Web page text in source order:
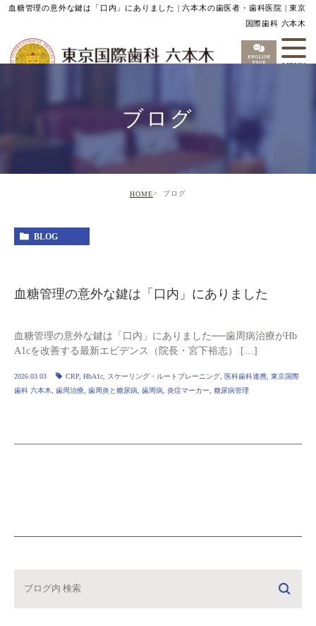
血糖管理の意外な鍵は「口内」にありました | 六本木の歯医者・歯科医院 | 東京
国際歯科 六本木
ブログ
HOME ブログ
BLOG
血糖管理の意外な鍵は「口内」にありました
血糖管理の意外な鍵は「口内」にありました──歯周病治療がHb
A1cを改善する最新エビデンス（院長・宮下裕志） […]
2026.03.03 CRP HbA1c スケーリング・ルートプレーニング 医科歯科連携 東京国際
歯科 六本木 歯周治療 歯周炎と糖尿病 歯周病 炎症マーカー 糖尿病管理